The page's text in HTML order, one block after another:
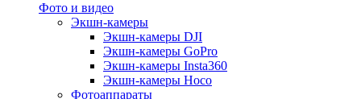
Фото и видео
Экшн-камеры
Экшн-камеры DJI
Экшн-камеры GoPro
Экшн-камеры Insta360
Экшн-камеры Hoco
Фотоаппараты